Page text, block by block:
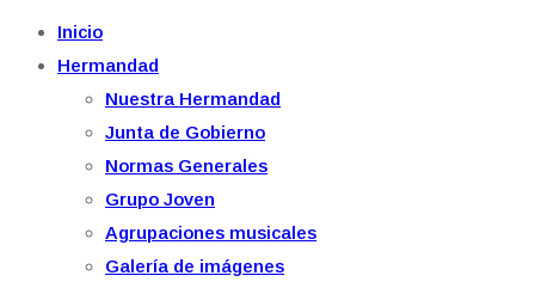
Inicio
Hermandad
Nuestra Hermandad
Junta de Gobierno
Normas Generales
Grupo Joven
Agrupaciones musicales
Galería de imágenes